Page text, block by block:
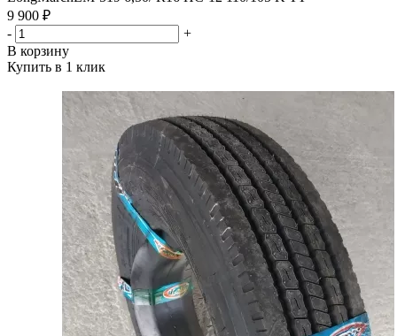
9 900 ₽
-
+
В корзину
Купить в 1 клик